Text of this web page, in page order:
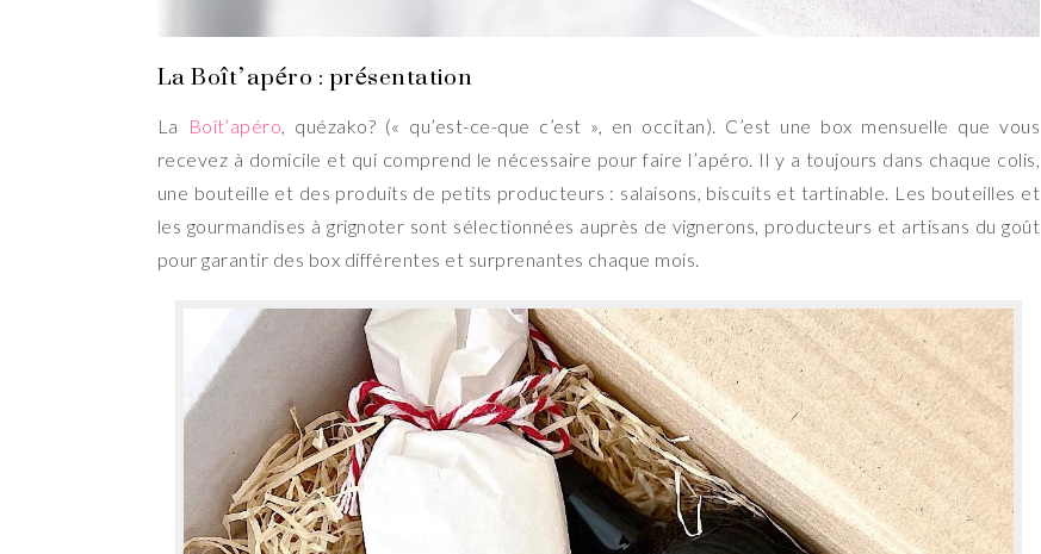
La Boît’apéro : présentation
La Boît’apéro, quézako? (« qu’est-ce-que c’est », en occitan). C’est une box mensuelle que vous
recevez à domicile et qui comprend le nécessaire pour faire l’apéro. Il y a toujours dans chaque colis,
une bouteille et des produits de petits producteurs : salaisons, biscuits et tartinable. Les bouteilles et
les gourmandises à grignoter sont sélectionnées auprès de vignerons, producteurs et artisans du goût
pour garantir des box différentes et surprenantes chaque mois.